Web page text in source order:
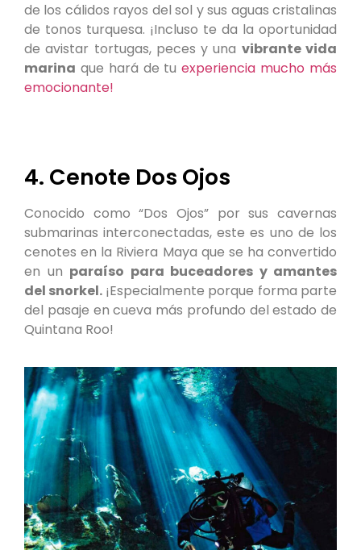
de los cálidos rayos del sol y sus aguas cristalinas
de tonos turquesa. ¡Incluso te da la oportunidad
de avistar tortugas, peces y una vibrante vida
marina que hará de tuexperiencia mucho más
emocionante!
4. Cenote Dos Ojos
Conocido como “Dos Ojos” por sus cavernas
submarinas interconectadas, este es uno de los
cenotes en la Riviera Maya que se ha convertido
en un paraíso para buceadores y amantes
del snorkel. ¡Especialmente porque forma parte
del pasaje en cueva más profundo del estado de
Quintana Roo!